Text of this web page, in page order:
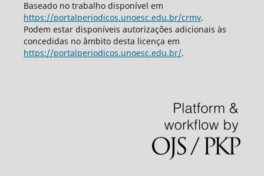
Baseado no trabalho disponível em
https://portalperiodicos.unoesc.edu.br/crmv.
Podem estar disponíveis autorizações adicionais às
concedidas no âmbito desta licença em
https://portalperiodicos.unoesc.edu.br/.